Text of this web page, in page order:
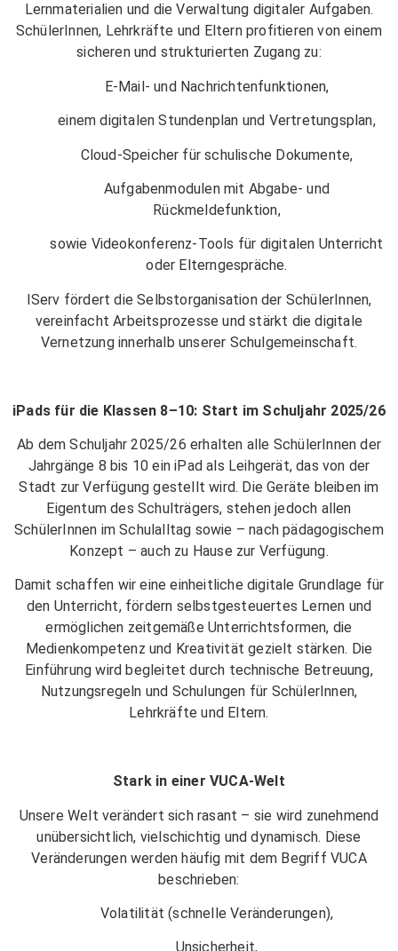
Lernmaterialien und die Verwaltung digitaler Aufgaben.
SchülerInnen, Lehrkräfte und Eltern profitieren von einem
sicheren und strukturierten Zugang zu:
E-Mail- und Nachrichtenfunktionen,
einem digitalen Stundenplan und Vertretungsplan,
Cloud-Speicher für schulische Dokumente,
Aufgabenmodulen mit Abgabe- und
Rückmeldefunktion,
sowie Videokonferenz-Tools für digitalen Unterricht
oder Elterngespräche.
IServ fördert die Selbstorganisation der SchülerInnen,
vereinfacht Arbeitsprozesse und stärkt die digitale
Vernetzung innerhalb unserer Schulgemeinschaft.
iPads für die Klassen 8–10: Start im Schuljahr 2025/26
Ab dem Schuljahr 2025/26 erhalten alle SchülerInnen der
Jahrgänge 8 bis 10 ein iPad als Leihgerät, das von der
Stadt zur Verfügung gestellt wird. Die Geräte bleiben im
Eigentum des Schulträgers, stehen jedoch allen
SchülerInnen im Schulalltag sowie – nach pädagogischem
Konzept – auch zu Hause zur Verfügung.
Damit schaffen wir eine einheitliche digitale Grundlage für
den Unterricht, fördern selbstgesteuertes Lernen und
ermöglichen zeitgemäße Unterrichtsformen, die
Medienkompetenz und Kreativität gezielt stärken. Die
Einführung wird begleitet durch technische Betreuung,
Nutzungsregeln und Schulungen für SchülerInnen,
Lehrkräfte und Eltern.
Stark in einer VUCA-Welt
Unsere Welt verändert sich rasant – sie wird zunehmend
unübersichtlich, vielschichtig und dynamisch. Diese
Veränderungen werden häufig mit dem Begriff VUCA
beschrieben:
Volatilität (schnelle Veränderungen),
Unsicherheit,